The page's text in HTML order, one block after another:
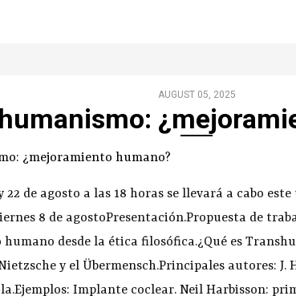
AUGUST 05, 2025
22 de agosto a las 18 horas se llevará a cabo
8 de agostoPresentación.Propuesta de
desde la ética filosófica.¿Qué es
y el Übermensch.Principales autores: J.
Implante coclear. Neil Harbisson: